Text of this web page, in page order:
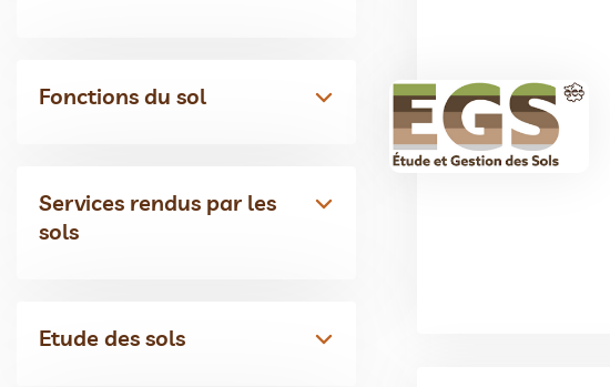
Fonctions du sol
Services rendus par les
sols
Etude des sols